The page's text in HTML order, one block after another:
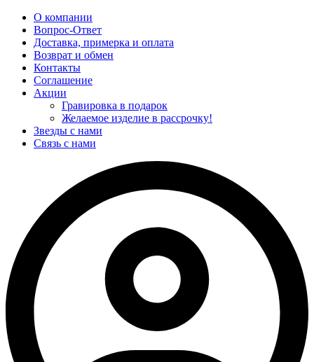
О компании
Вопрос-Ответ
Доставка, примерка и оплата
Возврат и обмен
Контакты
Соглашение
Акции
Гравировка в подарок
Желаемое изделие в рассрочку!
Звезды с нами
Связь с нами